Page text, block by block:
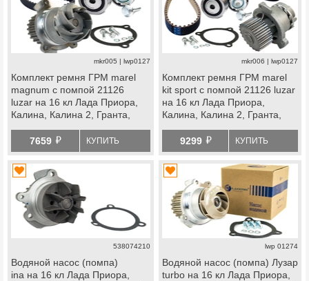
mkr005 | lwp0127
Комплект ремня ГРМ marel
magnum с помпой 21126
luzar на 16 кл Лада Приора,
Калина, Калина 2, Гранта,
Веста, Икс Рей, datsun
7659 й КУПИТЬ
mkr006 | lwp0127
Комплект ремня ГРМ marel
kit sport с помпой 21126 luzar
на 16 кл Лада Приора,
Калина, Калина 2, Гранта,
Веста, Икс Рей, datsun
9299 й КУПИТЬ
538074210
Водяной насос (помпа)
ina на 16 кл Лада Приора,
lwp 01274
Водяной насос (помпа) Лузар
turbo на 16 кл Лада Приора,